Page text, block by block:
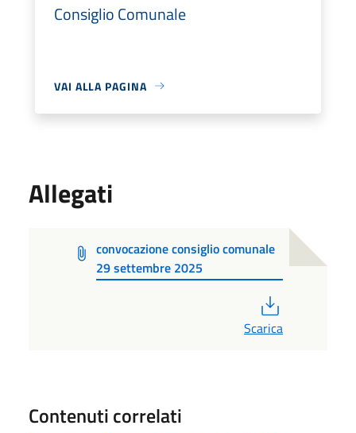
Consiglio Comunale
VAI ALLA PAGINA
Allegati
convocazione consiglio comunale
29 settembre 2025
Scarica
Contenuti correlati